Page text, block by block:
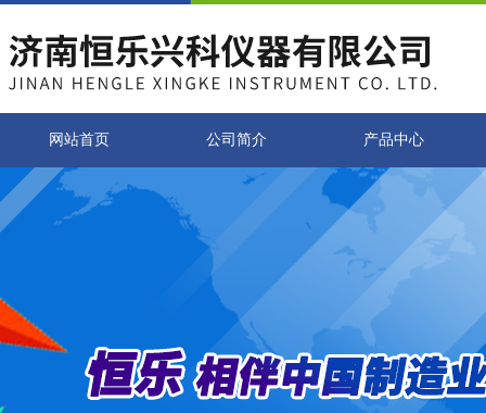
网站首页 公司简介 产品中心